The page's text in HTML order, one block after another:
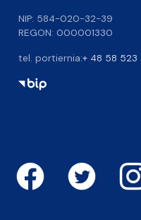
NIP: 584-020-32-39
REGON: 000001330
tel. portiernia:+ 48 58